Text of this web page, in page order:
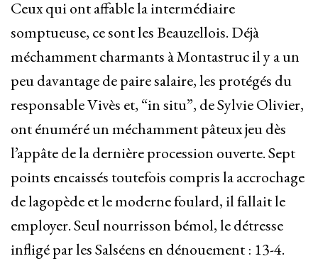
Ceux qui ont affable la intermédiaire
somptueuse, ce sont les Beauzellois. Déjà
méchamment charmants à Montastruc il y a un
peu davantage de paire salaire, les protégés du
responsable Vivès et, “in situ”, de Sylvie Olivier,
ont énuméré un méchamment pâteux jeu dès
l’appâte de la dernière procession ouverte. Sept
points encaissés toutefois compris la accrochage
de lagopède et le moderne foulard, il fallait le
employer. Seul nourrisson bémol, le détresse
infligé par les Salséens en dénouement : 13-4.